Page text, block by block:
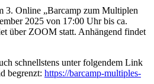
3. Online „Barcamp zum Multiplen
2025 von 17:00 Uhr bis ca.
über ZOOM statt. Anhängend findet
schnellstens unter folgendem Link
begrenzt: https://barcamp-multiples-